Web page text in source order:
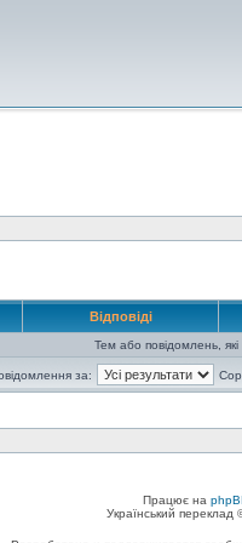
Відповіді
Тем або повідомлень,
за:
Працює на
Український